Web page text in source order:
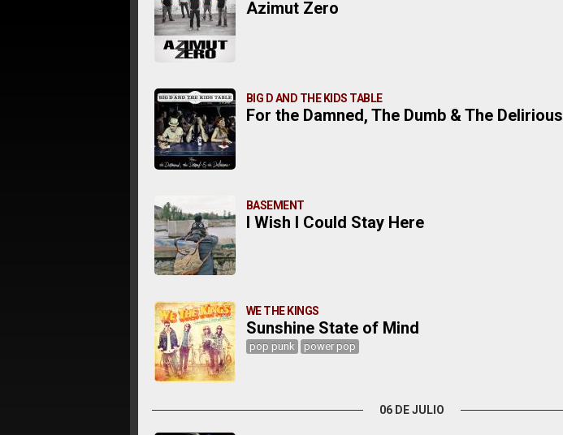
Azimut Zero
BIG D AND THE KIDS TABLE
For the Damned, The Dumb & The Delirious
BASEMENT
I Wish I Could Stay Here
WE THE KINGS
Sunshine State of Mind
pop punk power pop
06 DE JULIO